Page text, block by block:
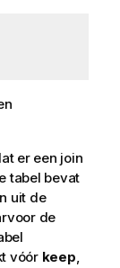
er een join
tabel bevat
uit de
de
vóór keep,